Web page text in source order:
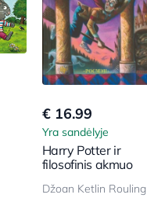
€ 16.99
Yra sandėlyje
Harry Potter ir
filosofinis akmuo
Džoan Ketlin Rouling